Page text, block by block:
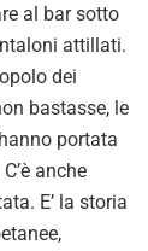
al bar sotto
attillati.
dei
bastasse, le
portata
anche
E’ la storia